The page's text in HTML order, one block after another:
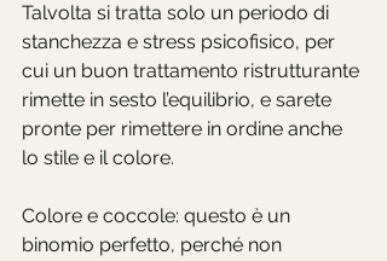
Talvolta si tratta solo un periodo di
stanchezza e stress psicofisico, per
cui un buon trattamento ristrutturante
rimette in sesto l’equilibrio, e sarete
pronte per rimettere in ordine anche
lo stile e il colore.
Colore e coccole: questo è un
binomio perfetto, perché non